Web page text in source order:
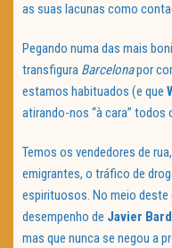
as suas lacunas como
Pegando numa das mais
transfigura Barcelonapor
estamos habituados (e que
atirando-nos “à cara” todos
Temos os vendedores de
emigrantes, o tráfico de
espirituosos. No meio
desempenho de Javier
mas que nunca se negou a